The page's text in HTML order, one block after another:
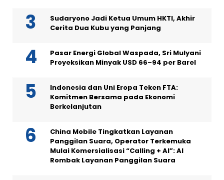
Sudaryono Jadi Ketua Umum HKTI, Akhir
Cerita Dua Kubu yang Panjang
Pasar Energi Global Waspada, Sri Mulyani
Proyeksikan Minyak USD 66–94 per Barel
Indonesia dan Uni Eropa Teken FTA:
Komitmen Bersama pada Ekonomi
Berkelanjutan
China Mobile Tingkatkan Layanan
Panggilan Suara, Operator Terkemuka
Mulai Komersialisasi “Calling + AI”: AI
Rombak Layanan Panggilan Suara